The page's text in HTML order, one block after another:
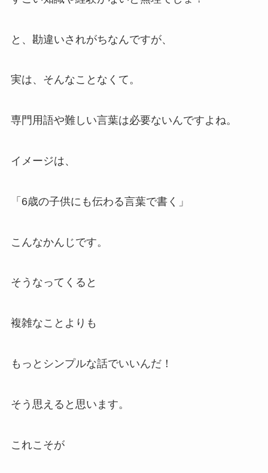
と、勘違いされがちなんですが、
実は、そんなことなくて。
専門用語や難しい言葉は必要ないんですよね。
イメージは、
「6歳の子供にも伝わる言葉で書く」
こんなかんじです。
そうなってくると
複雑なことよりも
もっとシンプルな話でいいんだ！
そう思えると思います。
これこそが